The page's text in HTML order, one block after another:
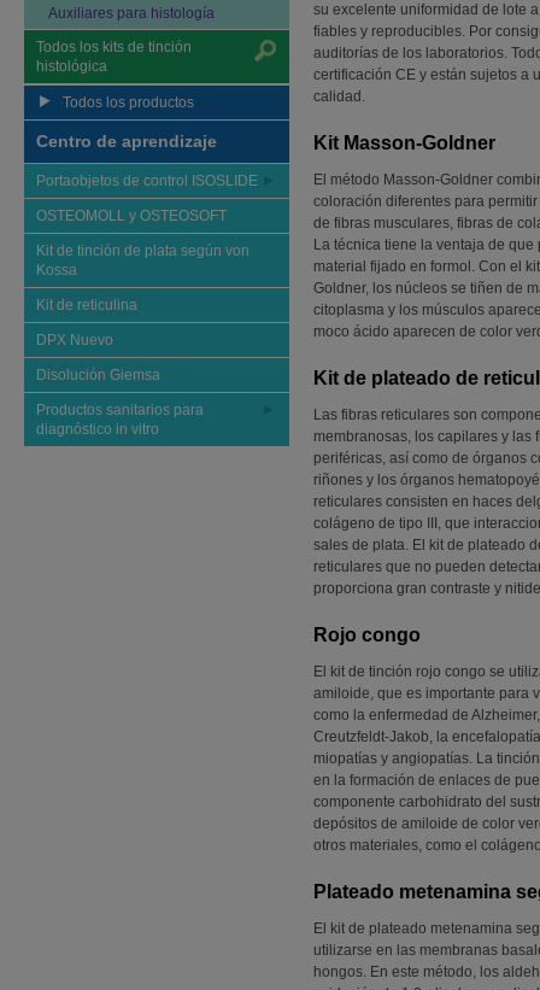
Auxiliares para histología
Todos los kits de tinción
histológica
Todos los productos
Centro de aprendizaje
Portaobjetos de control ISOSLIDE
OSTEOMOLL y OSTEOSOFT
Kit de tinción de plata según von
Kossa
Kit de reticulina
DPX Nuevo
Disolución Giemsa
Productos sanitarios para
diagnóstico in vitro
su excelente uniformidad de lote
fiables y reproducibles. Por
auditorías de los laboratorios.
certificación CE y están sujetos a
calidad.
Kit Masson-Goldner
El método Masson-Goldner
coloración diferentes para
de fibras musculares, fibras de
La técnica tiene la ventaja de
material fijado en formol. Con el
Goldner, los núcleos se tiñen de
citoplasma y los músculos
moco ácido aparecen de color
Kit de plateado de
Las fibras reticulares son
membranosas, los capilares y las
periféricas, así como de órganos
riñones y los órganos
reticulares consisten en haces
colágeno de tipo III, que
sales de plata. El kit de plateado
reticulares que no pueden
proporciona gran contraste y
Rojo congo
El kit de tinción rojo congo se
amiloide, que es importante para
como la enfermedad de
Creutzfeldt-Jakob, la
miopatías y angiopatías. La
en la formación de enlaces de
componente carbohidrato del
depósitos de amiloide de color
otros materiales, como el
Plateado metenamina
El kit de plateado metenamina
utilizarse en las membranas
hongos. En este método, los